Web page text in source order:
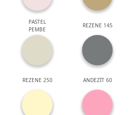
PASTEL
PEMBE
REZENE 145
REZENE 250 ANDEZİT 60